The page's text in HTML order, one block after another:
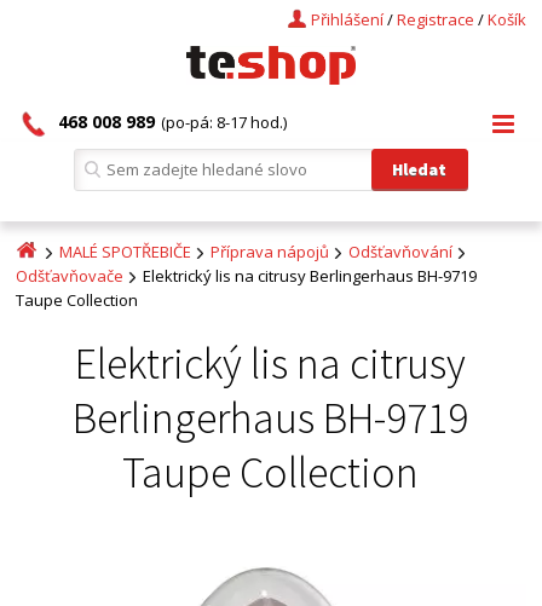
Košík
/
Registrace
/
Přihlášení
468 008 989 (po-pá: 8-17 hod.)
MALÉ SPOTŘEBIČE Příprava nápojů
Odšťavňování
Odšťavňovače
Elektrický lis na citrusy Berlingerhaus BH-9719
Taupe Collection
Elektrický lis na citrusy
Berlingerhaus BH-9719
Taupe Collection